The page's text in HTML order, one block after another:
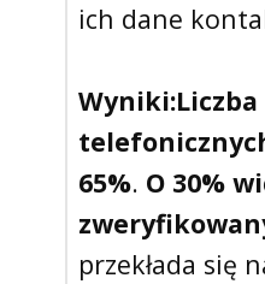
ich dane
Wyniki:
65%. O 30%
przekłada się